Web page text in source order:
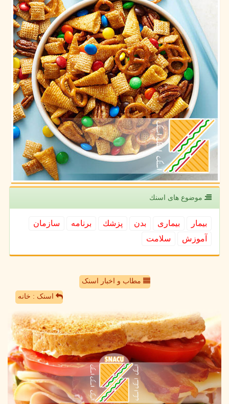
موضوع های اسنك
بیمار بیماری بدن پزشك برنامه
سازمان
آموزش
سلامت
مطاب و اخبار اسنک
اسنک : خانه